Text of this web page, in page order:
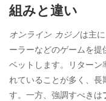
組みと違い
オンライン カジノは主
ーラーなどのゲームを
ベットします。リターン
れていることが多く、
す。一方、強調すべきは